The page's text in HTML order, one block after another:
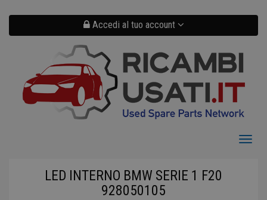
contenuto
Accedi al tuo account
LED INTERNO BMW SERIE 1 F20
928050105